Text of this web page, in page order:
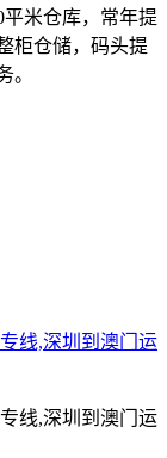
平米仓库，常年提
柜仓储，码头提
。
线,深圳到澳门运
线,深圳到澳门运